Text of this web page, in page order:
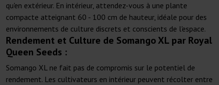
qu'en extérieur. En intérieur, attendez-vous à une plante
compacte atteignant 60 - 100 cm de hauteur, idéale pour des
environnements de culture discrets et conscients de l'espace.
Rendement et Culture de Somango XL par Royal
Queen Seeds :
Somango XL ne fait pas de compromis sur le potentiel de
rendement. Les cultivateurs en intérieur peuvent récolter entre